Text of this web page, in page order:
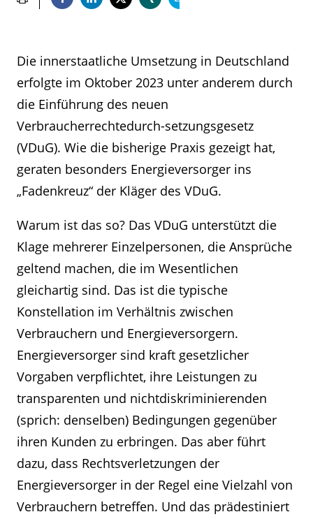
Die innerstaatliche Umsetzung in Deutschland
erfolgte im Oktober 2023 unter anderem durch
die Einführung des neuen
Verbraucherrechtedurch-setzungsgesetz
(VDuG). Wie die bisherige Praxis gezeigt hat,
geraten besonders Energieversorger ins
„Fadenkreuz“ der Kläger des VDuG.
Warum ist das so? Das VDuG unterstützt die
Klage mehrerer Einzelpersonen, die Ansprüche
geltend machen, die im Wesentlichen
gleichartig sind. Das ist die typische
Konstellation im Verhältnis zwischen
Verbrauchern und Energieversorgern.
Energieversorger sind kraft gesetzlicher
Vorgaben verpflichtet, ihre Leistungen zu
transparenten und nichtdiskriminierenden
(sprich: denselben) Bedingungen gegenüber
ihren Kunden zu erbringen. Das aber führt
dazu, dass Rechtsverletzungen der
Energieversorger in der Regel eine Vielzahl von
Verbrauchern betreffen. Und das prädestiniert